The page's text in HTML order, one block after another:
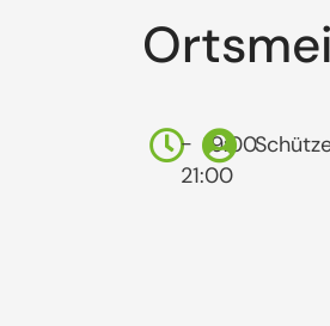
19:00
-
21:00